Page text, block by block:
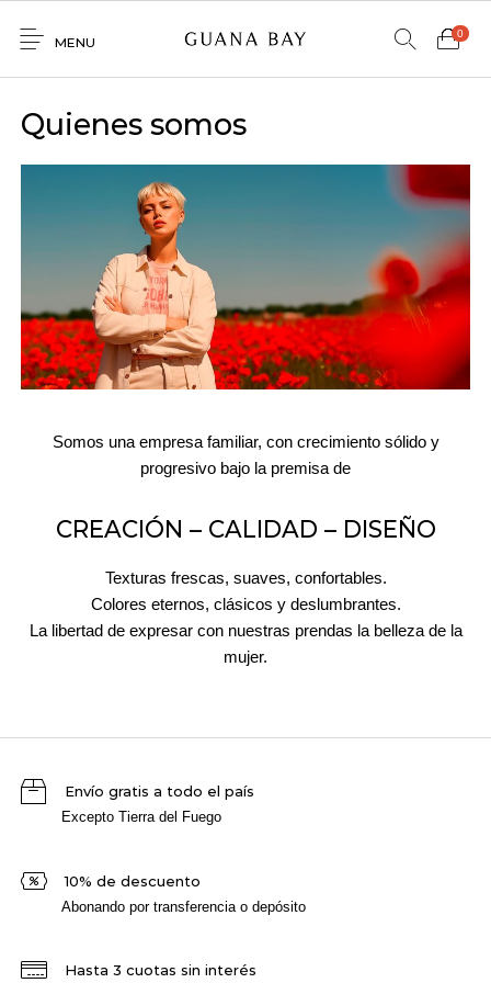
Home
Shop
Venta
Mayorista
MENU
0
Quienes somos
Somos una empresa familiar, con crecimiento sólido y
progresivo bajo la premisa de
CREACIÓN – CALIDAD – DISEÑO
Texturas frescas, suaves, confortables.
Colores eternos, clásicos y deslumbrantes.
La libertad de expresar con nuestras prendas la belleza de la
mujer.
Envío gratis a todo el país
Excepto Tierra del Fuego
10% de descuento
Abonando por transferencia o depósito
Hasta 3 cuotas sin interés